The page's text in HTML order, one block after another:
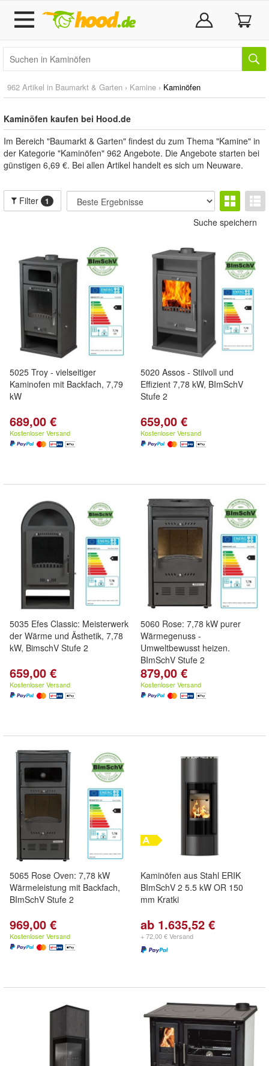
962 Artikel in Baumarkt & Garten › Kamine › Kaminöfen
Kaminöfen kaufen bei Hood.de
Im Bereich "Baumarkt & Garten" findest du zum Thema "Kamine" in
der Kategorie "Kaminöfen" 962 Angebote. Die Angebote starten bei
günstigen 6,69 €. Bei allen Artikel handelt es sich um Neuware.
Filter 1
Suche speichern
5025 Troy - vielseitiger
Kaminofen mit Backfach, 7,79
kW
689,00 €
Kostenloser Versand
5020 Assos - Stilvoll und
Effizient 7,78 kW, BImSchV
Stufe 2
659,00 €
Kostenloser Versand
5035 Efes Classic: Meisterwerk
der Wärme und Ästhetik, 7,78
kW, BimschV Stufe 2
659,00 €
Kostenloser Versand
5060 Rose: 7,78 kW purer
Wärmegenuss -
Umweltbewusst heizen.
BImSchV Stufe 2
879,00 €
Kostenloser Versand
5065 Rose Oven: 7,78 kW
Wärmeleistung mit Backfach,
BImSchV Stufe 2
969,00 €
Kostenloser Versand
Kaminöfen aus Stahl ERIK
BImSchV 2 5.5 kW OR 150
mm Kratki
ab 1.635,52 €
+ 72,00 € Versand